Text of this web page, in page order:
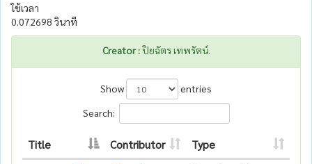
ใช้เวลา
0.072698 วินาที
Creator :ปิยฉัตร เทพรัตน์.
Show
entries
Search:
Title Contributor
Type